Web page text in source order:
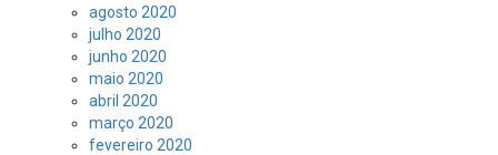
agosto 2020
julho 2020
junho 2020
maio 2020
abril 2020
março 2020
fevereiro 2020